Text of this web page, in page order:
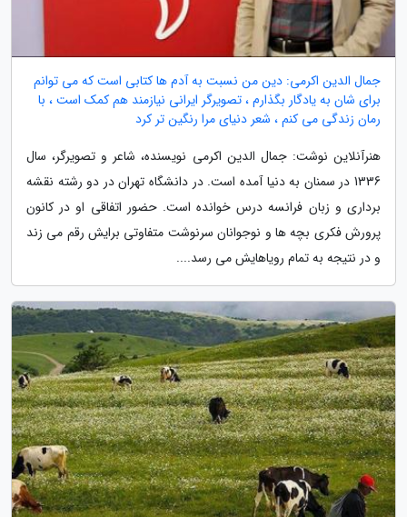
جمال الدین اکرمی: دین من نسبت به آدم ها کتابی است که می توانم
برای شان به یادگار بگذارم ، تصویرگر ایرانی نیازمند هم کمک است ، با
رمان زندگی می کنم ، شعر دنیای مرا رنگین تر کرد
هنرآنلاین نوشت: جمال الدین اکرمی نویسنده، شاعر و تصویرگر، سال
1336 در سمنان به دنیا آمده است. در دانشگاه تهران در دو رشته نقشه
برداری و زبان فرانسه درس خوانده است. حضور اتفاقی او در کانون
پرورش فکری بچه ها و نوجوانان سرنوشت متفاوتی برایش رقم می زند
و در نتیجه به تمام رویاهایش می رسد....